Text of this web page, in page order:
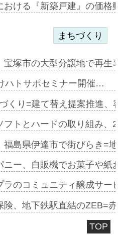
おける『新築戸建』の価
まちづくり
宝塚市の大型分譲地で再
ハトサポセミナー開催…
くり=建て替え提案推進
フトとハードの取り組み
福島県伊達市で街びらき=
ニー、自販機でお菓子や
ラのコミュニティ醸成サ
険、地下鉄駅直結のZEB=
TOP